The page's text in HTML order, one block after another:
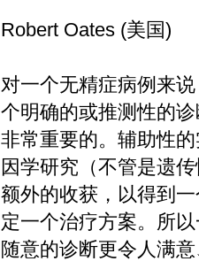
Robert Oates (美国)
对一个无精症病例来
个明确的或推测性的
非常重要的。辅助性
因学研究（不管是遗
额外的收获，以得到
定一个治疗方案。所
随意的诊断更令人满